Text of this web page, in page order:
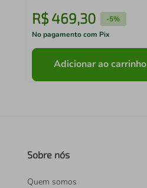
R$ 469,30 -5%
No pagamento com Pix
Adicionar ao carrinho
Sobre nós
Quem somos